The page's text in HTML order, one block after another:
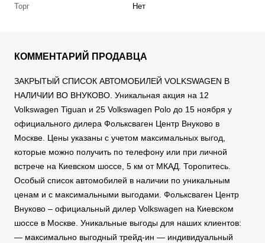
Торг
Нет
КОММЕНТАРИЙ ПРОДАВЦА
ЗАКРЫТЫЙ СПИСОК АВТОМОБИЛЕЙ VOLKSWAGEN В
НАЛИЧИИ ВО ВНУКОВО. Уникальная акция на 12
Volkswagen Tiguan и 25 Volkswagen Polo до 15 ноября у
официального дилера Фольксваген Центр Внуково в
Москве. Цены указаны с учетом максимальных выгод,
которые можно получить по телефону или при личной
встрече на Киевском шоссе, 5 км от МКАД. Торопитесь.
Особый список автомобилей в наличии по уникальным
ценам и с максимальными выгодами. Фольксваген Центр
Внуково – официальный дилер Volkswagen на Киевском
шоссе в Москве. Уникальные выгоды для наших клиентов:
— максимально выгодный трейд-ин — индивидуальный